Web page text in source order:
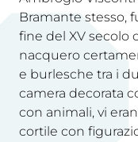
Bramante stesso,
fine del XV secolo
nacquero
e burlesche tra i
camera decorata
con animali, vi
cortile con